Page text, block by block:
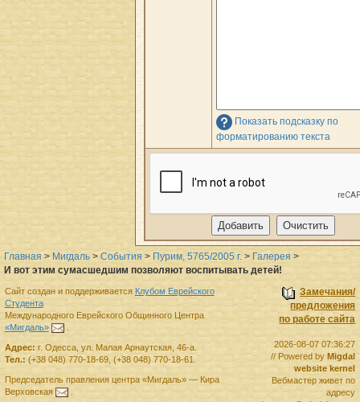
Показать подсказку по
форматированию текста
Главная > Мигдаль > События > Пурим, 5765/2005 г. > Галерея >
И вот этим сумасшедшим позволяют воспитывать детей!
Замечания/
предложения
по работе сайта
2026-08-07 07:36:27
// Powered byMigdal
website kernel
Вебмастер живет по
адресу
Сайт создан и поддерживается Клубом Еврейского
Студента
Международного Еврейского Общинного Центра
«Мигдаль»
.
Адрес: г. Одесса, ул. Малая Арнаутская, 46-а.
Тел.: (+38 048) 770-18-69, (+38 048) 770-18-61
Председатель правленияцентра «Мигдаль»— Кира
Верховская
.